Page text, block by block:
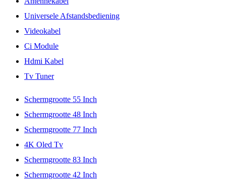
Universele Afstandsbediening
Videokabel
Ci Module
Hdmi Kabel
Tv Tuner
Schermgrootte 55 Inch
Schermgrootte 48 Inch
Schermgrootte 77 Inch
4K Oled Tv
Schermgrootte 83 Inch
Schermgrootte 42 Inch